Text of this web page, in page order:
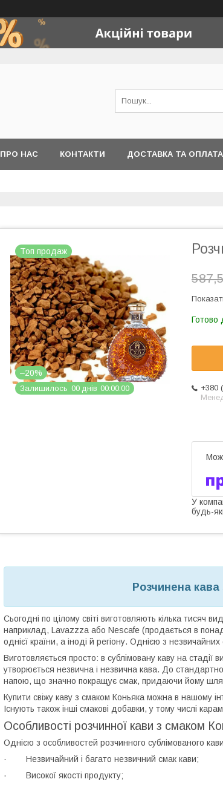
ПРО НАС КОНТАКТИ ДОСТАВКА ТА ОПЛАТА
Топ продаж
–20%
Залишилось 00 днів 00 00 00
Готово
+380
У
будь-
Розчинена кава
Сьогодні по цілому світі виготовляють кілька тисяч
наприклад, Lavazzza або Nescafe (продається в
однієї країни, а іноді й регіону. Однією з
Виготовляється просто: в сублімовану каву на
утворюється незвична і незвична кава. До
напою, що значно покращує смак, придаючи йому
Купити свіжу каву з смаком Коньяка можна в нашому
Існують також інші смакові добавки, у тому числі
Особливості розчинної кави з смаком
Однією з особливостей розчинного сублімованого
· Незвичайний і багато незвичний смак кави;
· Високої якості продукту;